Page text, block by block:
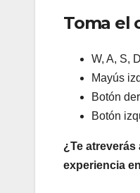
Toma el
W, A, S,
Mayús
Botón
Botón
¿Te
experiencia